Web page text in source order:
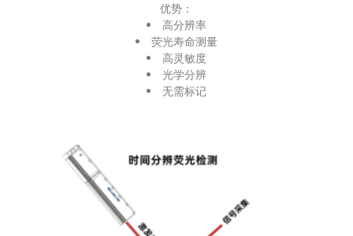
优势：
高分辨率
荧光寿命测量
高灵敏度
光学分辨
无需标记